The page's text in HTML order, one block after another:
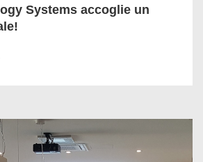
Systems accoglie un